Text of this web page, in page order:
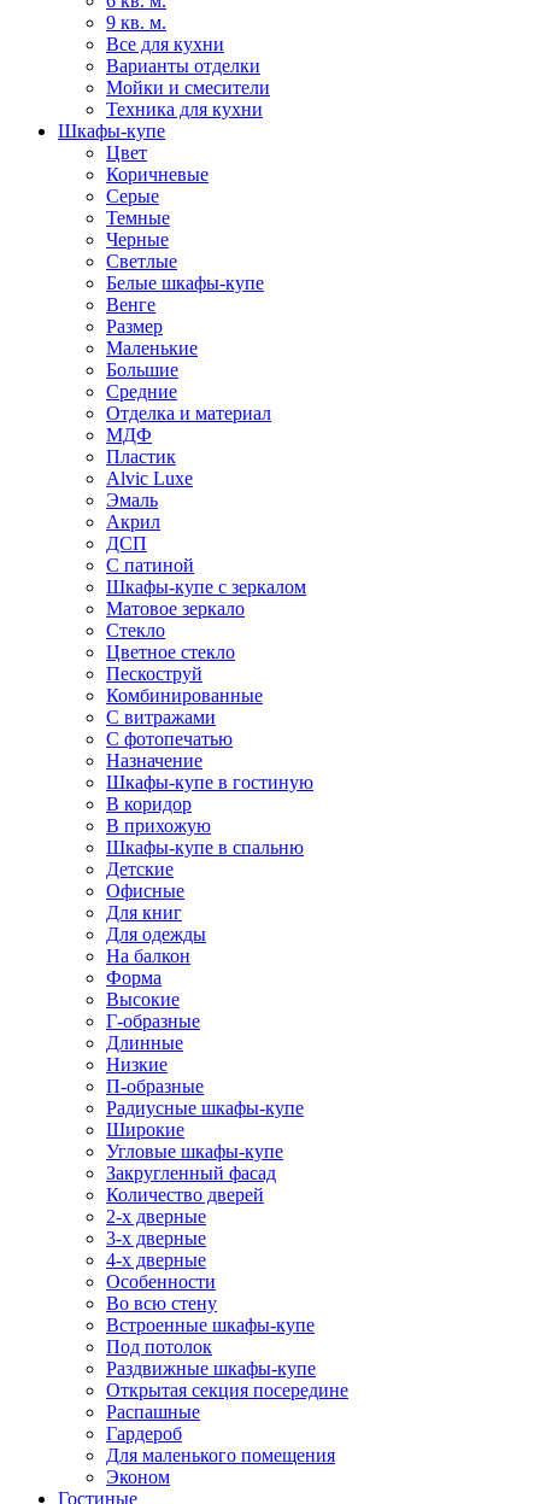
9 кв. м.
Все для кухни
Варианты отделки
Мойки и смесители
Техника для кухни
Шкафы-купе
Цвет
Коричневые
Серые
Темные
Черные
Светлые
Белые шкафы-купе
Венге
Размер
Маленькие
Большие
Средние
Отделка и материал
МДФ
Пластик
Alvic Luxe
Эмаль
Акрил
ДСП
С патиной
Шкафы-купе с зеркалом
Матовое зеркало
Стекло
Цветное стекло
Пескоструй
Комбинированные
С витражами
С фотопечатью
Назначение
Шкафы-купе в гостиную
В коридор
В прихожую
Шкафы-купе в спальню
Детские
Офисные
Для книг
Для одежды
На балкон
Форма
Высокие
Г-образные
Длинные
Низкие
П-образные
Радиусные шкафы-купе
Широкие
Угловые шкафы-купе
Закругленный фасад
Количество дверей
2-х дверные
3-х дверные
4-х дверные
Особенности
Во всю стену
Встроенные шкафы-купе
Под потолок
Раздвижные шкафы-купе
Открытая секция посередине
Распашные
Гардероб
Для маленького помещения
Эконом
Гостиные